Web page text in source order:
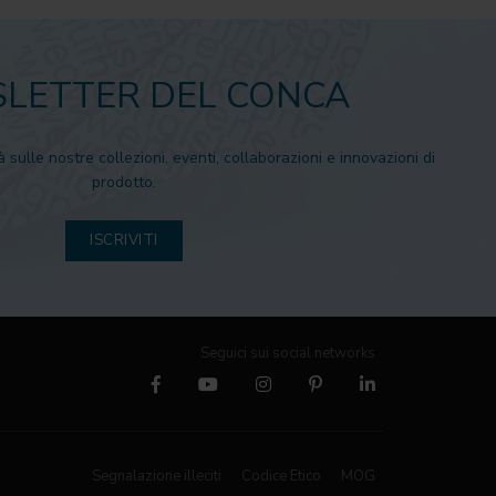
DEL CONCA
sulle nostre collezioni, eventi, collaborazioni e innovazioni di
prodotto.
ISCRIVITI
Seguici sui social networks
Segnalazione illeciti Codice Etico MOG